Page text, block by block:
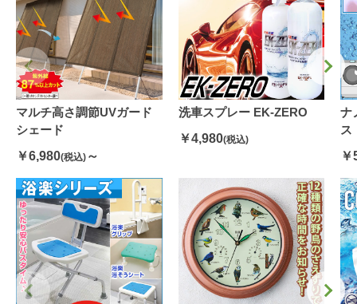
マルチ高さ調節UVガード
シェード
￥6,980(税込) ～
洗車スプレー EK-ZERO
￥4,980(税込)
ナ
ス
￥